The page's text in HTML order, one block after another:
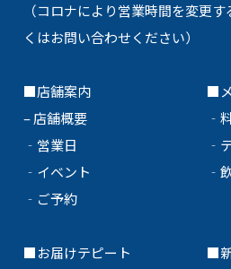
（コロナにより営業時間を変更
くはお問い合わせください）
■店舗案内
–店舗概要
‐ 営業日
‐ イベント
‐ ご予約
■
‐
‐
‐
■お届けテピート
■